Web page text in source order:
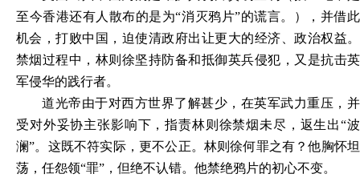
至今香港还有人散布的是为“消灭鸦片”的谎言。），并借此
机会，打败中国，迫使清政府出让更大的经济、政治权益。
禁烟过程中，林则徐坚持防备和抵御英兵侵犯，又是抗击英
军侵华的践行者。
道光帝由于对西方世界了解甚少，在英军武力重压，并
受对外妥协主张影响下，指责林则徐禁烟未尽，返生出“波
澜”。这既不符实际，更不公正。林则徐何罪之有？他胸怀坦
荡，任怨领“罪”，但绝不认错。他禁绝鸦片的初心不变。